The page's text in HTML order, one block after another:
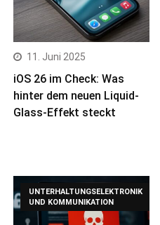
11. Juni 2025
iOS 26 im Check: Was
hinter dem neuen Liquid-
Glass-Effekt steckt
UNTERHALTUNGSELEKTRONIK
UND KOMMUNIKATION